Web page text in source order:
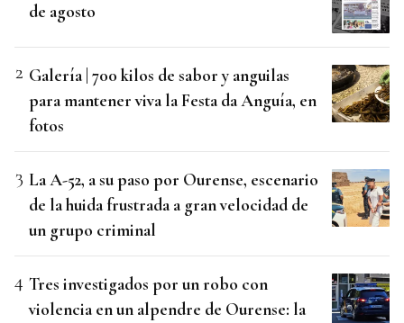
de agosto
Galería | 700 kilos de sabor y anguilas
para mantener viva la Festa da Anguía, en
fotos
La A-52, a su paso por Ourense, escenario
de la huida frustrada a gran velocidad de
un grupo criminal
Tres investigados por un robo con
violencia en un alpendre de Ourense: la